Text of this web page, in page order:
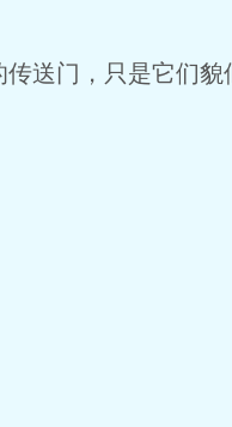
送门，只是它们貌